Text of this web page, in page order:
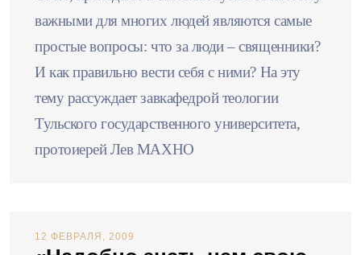
важными для многих людей являются самые
простые вопросы: что за люди – священники?
И как правильно вести себя с ними? На эту
тему рассуждает завкафедрой теологии
Тульского государственного университета,
протоиерей Лев МАХНО
12 ФЕВРАЛЯ, 2009